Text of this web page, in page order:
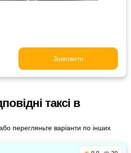
Замовити
таксі в
перегляньте варіанти по інших